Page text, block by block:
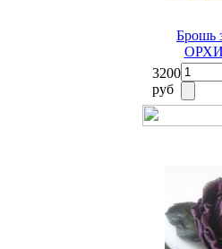
Брошь
3200
руб